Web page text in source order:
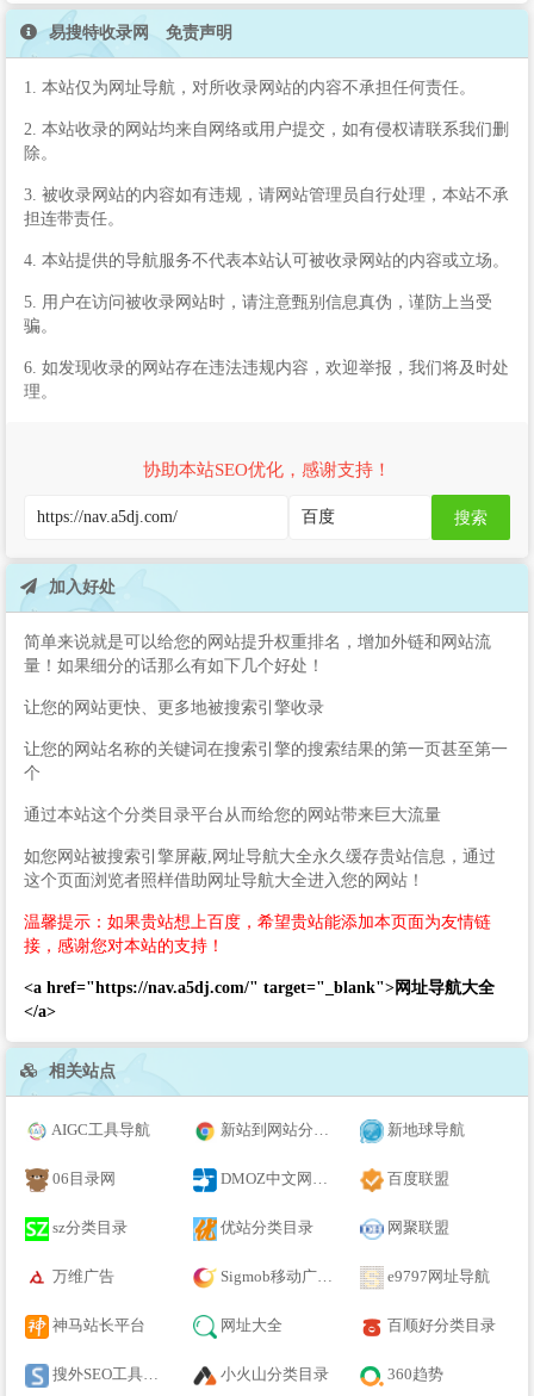
易搜特收录网 免责声明
1. 本站仅为网址导航，对所收录网站的内容不承担任何责任。
2. 本站收录的网站均来自网络或用户提交，如有侵权请联系我们删
除。
3. 被收录网站的内容如有违规，请网站管理员自行处理，本站不承
担连带责任。
4. 本站提供的导航服务不代表本站认可被收录网站的内容或立场。
5. 用户在访问被收录网站时，请注意甄别信息真伪，谨防上当受
骗。
6. 如发现收录的网站存在违法违规内容，欢迎举报，我们将及时处
理。
协助本站SEO优化，感谢支持！
搜索
加入好处
简单来说就是可以给您的网站提升权重排名，增加外链和网站流
量！如果细分的话那么有如下几个好处！
让您的网站更快、更多地被搜索引擎收录
让您的网站名称的关键词在搜索引擎的搜索结果的第一页甚至第一
个
通过本站这个分类目录平台从而给您的网站带来巨大流量
如您网站被搜索引擎屏蔽,网址导航大全永久缓存贵站信息，通过
这个页面浏览者照样借助网址导航大全进入您的网站！
温馨提示：如果贵站想上百度，希望贵站能添加本页面为友情链
接，感谢您对本站的支持！
<a href="https://nav.a5dj.com/" target="_blank">网址导航大全
</a>
相关站点
AIGC工具导航 新站到网站分类目录 新地球导航
06目录网 DMOZ中文网站目录 百度联盟
sz分类目录 优站分类目录 网聚联盟
万维广告 Sigmob移动广告平台 e9797网址导航
神马站长平台 网址大全 百顺好分类目录
搜外SEO工具大全 小火山分类目录 360趋势